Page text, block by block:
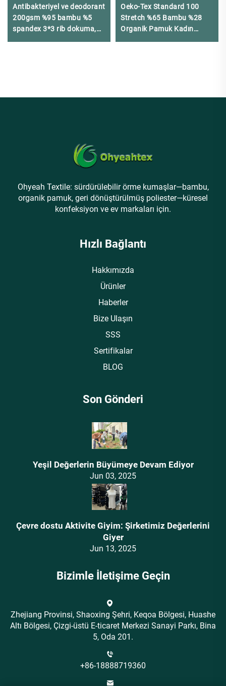
Antibakteriyel ve deodorant
200gsm %95 bambu %5
spandex 3*3 rib dokuma,
Oeko-Tex Standard 100
Stretch %65 Bambu %28
Organik Pamuk Kadın
Ohyeah Textile: sürdürülebilir örme kumaşlar—bambu,
organik pamuk, geri dönüştürülmüş poliester—küresel
konfeksiyon ve ev markaları için.
Hızlı Bağlantı
Hakkımızda
Ürünler
Haberler
Bize Ulaşın
SSS
Sertifikalar
BLOG
Son Gönderi
Yeşil Değerlerin Büyümeye Devam Ediyor
Jun 03, 2025
Çevre dostu Aktivite Giyim: Şirketimiz Değerlerini
Giyer
Jun 13, 2025
Bizimle İletişime Geçin
Zhejiang Provinsi, Shaoxing Şehri, Keqoa Bölgesi, Huashe
Altı Bölgesi, Çizgi-üstü E-ticaret Merkezi Sanayi Parkı, Bina
5, Oda 201.
+86-18888719360